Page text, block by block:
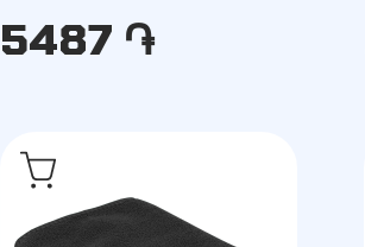
5487 ֏